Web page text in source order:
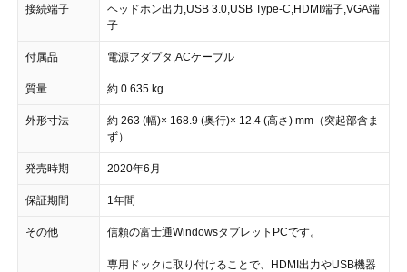
接続端子
ヘッドホン出力,USB 3.0,USB Type-C,HDMI端子,VGA端
子
付属品 電源アダプタ,ACケーブル
質量 約 0.635 kg
外形寸法
約 263 (幅)× 168.9 (奥行)× 12.4 (高さ) mm（突起部含ま
ず）
発売時期 2020年6月
保証期間 1年間
その他 信頼の富士通WindowsタブレットPCです。
専用ドックに取り付けることで、HDMI出力やUSB機器